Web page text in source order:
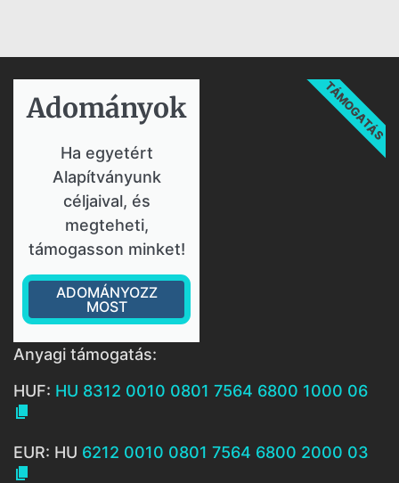
Adományok​
Ha egyetért
Alapítványunk
céljaival, és
megteheti,
támogasson minket!
ADOMÁNYOZZ
MOST
TÁMOGATÁS
Anyagi támogatás:
HUF: HU 8312 0010 0801 7564 6800 1000 06

EUR: HU 6212 0010 0801 7564 6800 2000 03
